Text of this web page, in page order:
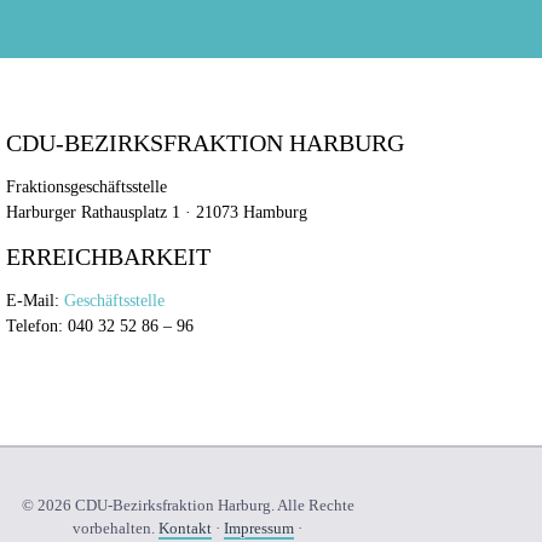
CDU-BEZIRKSFRAKTION HARBURG
Fraktionsgeschäftsstelle
Harburger Rathausplatz 1 · 21073 Hamburg
ERREICHBARKEIT
E-Mail: Geschäftsstelle
Telefon: 040 32 52 86 – 96
© 2026 CDU-Bezirksfraktion Harburg. Alle Rechte
vorbehalten. Kontakt · Impressum ·